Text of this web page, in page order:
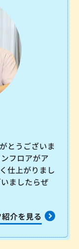
とうございま
フロアがア
仕上がりまし
ましたらぜ
介を見る